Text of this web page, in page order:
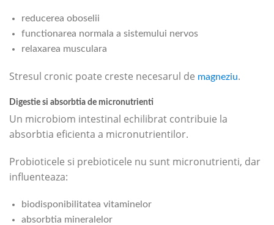
reducerea oboselii
functionarea normala a sistemului nervos
relaxarea musculara
Stresul cronic poate creste necesarul de magneziu.
Digestie si absorbtia de micronutrienti
Un microbiom intestinal echilibrat contribuie la
absorbtia eficienta a micronutrientilor.
Probioticele si prebioticele nu sunt micronutrienti, dar
influenteaza:
biodisponibilitatea vitaminelor
absorbtia mineralelor